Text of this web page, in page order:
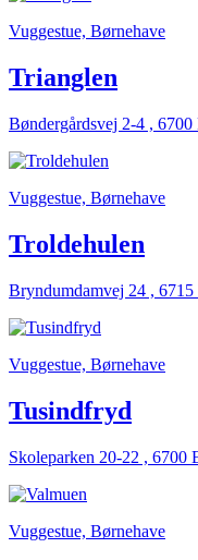
Vuggestue, Børnehave
Trianglen
Bøndergårdsvej 2-4 , 6700
Vuggestue, Børnehave
Troldehulen
Bryndumdamvej 24 , 6715
Vuggestue, Børnehave
Tusindfryd
Skoleparken 20-22 , 6700
Vuggestue, Børnehave